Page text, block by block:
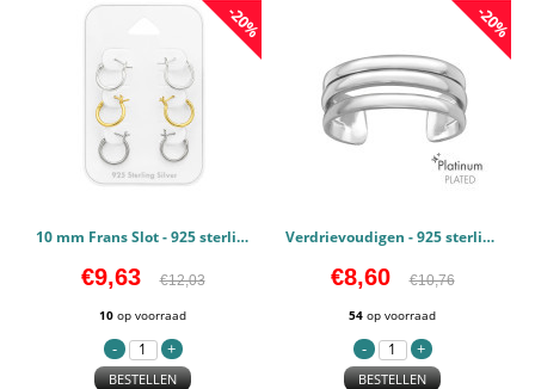
-20%
10 mm Frans Slot - 925 sterling zilver Ear Hoop Sets & Jewelry on Cards PCJW45125
€9,63 €12,03
10 op voorraad
BESTELLEN
-20%
Verdrievoudigen - 925 sterling zilver Teenringen PCJW44127
€8,60 €10,76
54 op voorraad
BESTELLEN